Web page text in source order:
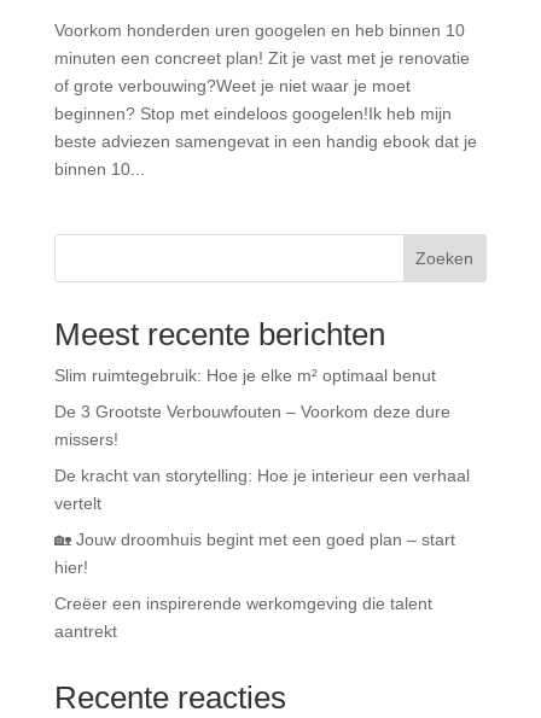
Voorkom honderden uren googelen en heb binnen 10
minuten een concreet plan! Zit je vast met je renovatie
of grote verbouwing?Weet je niet waar je moet
beginnen? Stop met eindeloos googelen!Ik heb mijn
beste adviezen samengevat in een handig ebook dat je
binnen 10...
Zoeken
Meest recente berichten
Slim ruimtegebruik: Hoe je elke m² optimaal benut
De 3 Grootste Verbouwfouten – Voorkom deze dure
missers!
De kracht van storytelling: Hoe je interieur een verhaal
vertelt
🏡 Jouw droomhuis begint met een goed plan – start
hier!
Creëer een inspirerende werkomgeving die talent
aantrekt
Recente reacties